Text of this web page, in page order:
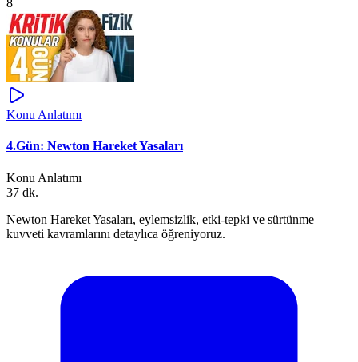
8
Konu Anlatımı
4.Gün: Newton Hareket Yasaları
Konu Anlatımı
37 dk.
Newton Hareket Yasaları, eylemsizlik, etki-tepki ve sürtünme
kuvveti kavramlarını detaylıca öğreniyoruz.